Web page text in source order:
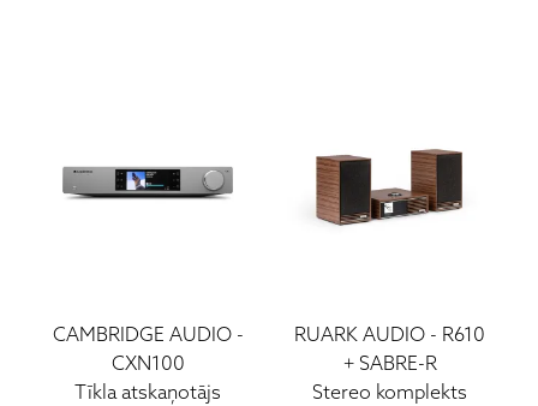
CAMBRIDGE AUDIO-
CXN100
Tīkla atskaņotājs
RUARK AUDIO - R610
+ SABRE-R
Stereo komplekts